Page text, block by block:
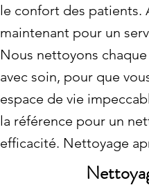
le confort des patients.
maintenant pour un
Nous nettoyons
avec soin, pour que
espace de vie
la référence pour un
efficacité. Nettoyage